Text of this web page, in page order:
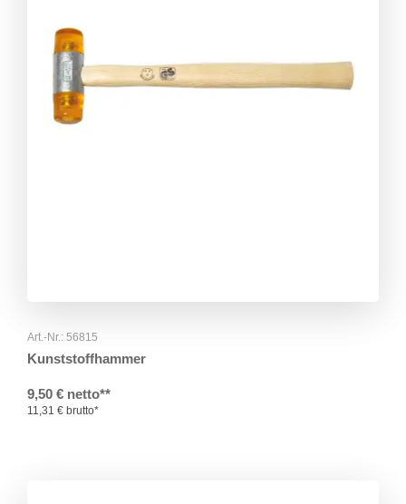
Art.-Nr.: 56815
Kunststoffhammer
9,50 € netto**
11,31 € brutto*